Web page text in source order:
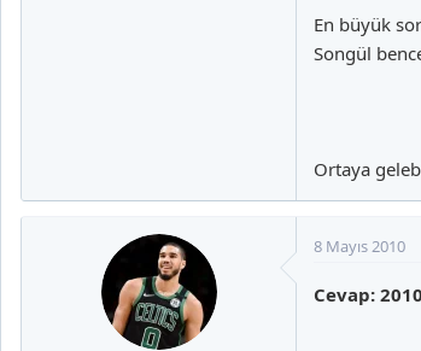
En büyük
Songül
Ortaya
8 Mayıs 2010
Cevap: